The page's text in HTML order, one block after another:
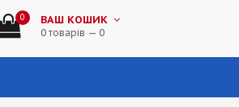
0 ВАШ КОШИК
0 товарів — 0